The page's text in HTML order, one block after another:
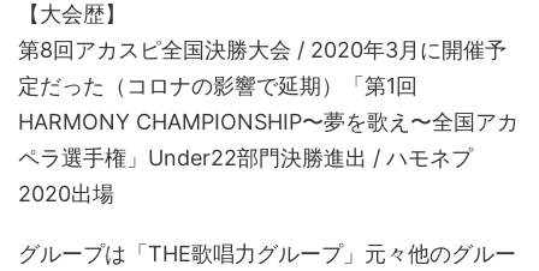
【大会歴】
第8回アカスピ全国決勝大会 / 2020年3月に開催予
定だった（コロナの影響で延期）「第1回
HARMONY CHAMPIONSHIP〜夢を歌え〜全国アカ
ペラ選手権」Under22部門決勝進出 / ハモネプ
2020出場
グループは「THE歌唱力グループ」元々他のグルー